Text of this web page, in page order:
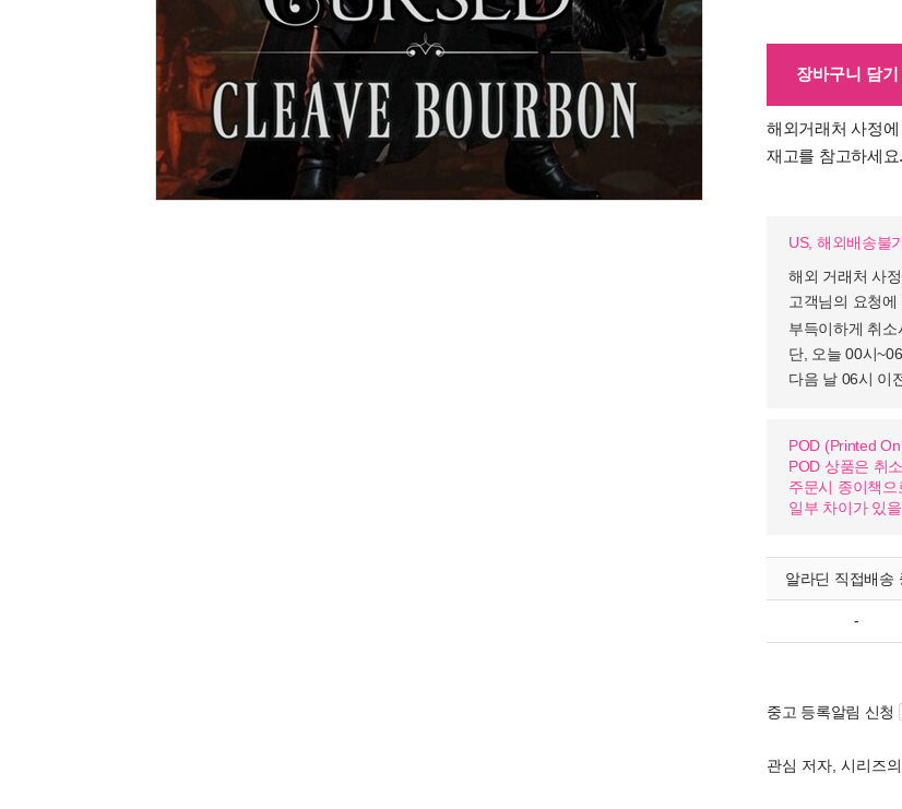
장바구니 담기
해외거래처 사정
재고를 참고하세요.
US, 해외배송불
해외 거래처 사
고객님의 요청
부득이하게 취
단, 오늘 00시
다음 날 06시 이
POD (Printed
POD 상품은 취
주문시 종이책
일부 차이가 있
알라딘 직접배송
-
중고 등록알림 신청
관심 저자, 시리즈